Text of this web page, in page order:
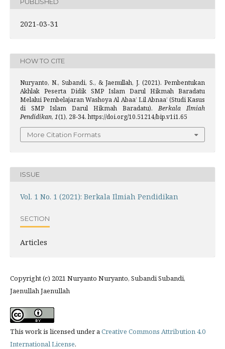
PUBLISHED
2021-03-31
HOW TO CITE
Nuryanto, N., Subandi, S., & Jaenullah, J. (2021). Pembentukan
Akhlak Peserta Didik SMP Islam Darul Hikmah Baradatu
Melalui Pembelajaran Washoya Al Abaa’ Lil Abnaa’ (Studi Kasus
di SMP Islam Darul Hikmah Baradatu).Berkala Ilmiah
Pendidikan, 1(1), 28-34. https://doi.org/10.51214/bip.v1i1.65
More Citation Formats
ISSUE
Vol. 1 No. 1 (2021): Berkala Ilmiah Pendidikan
SECTION
Articles
Copyright (c) 2021 Nuryanto Nuryanto, Subandi Subandi,
Jaenullah Jaenullah
This work is licensed under aCreative Commons Attribution 4.0
International License.